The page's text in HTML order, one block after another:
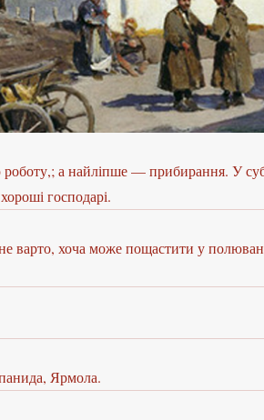
а найліпше — прибирання. У
господарі.
варто, хоча може пощастити у
Ярмола.